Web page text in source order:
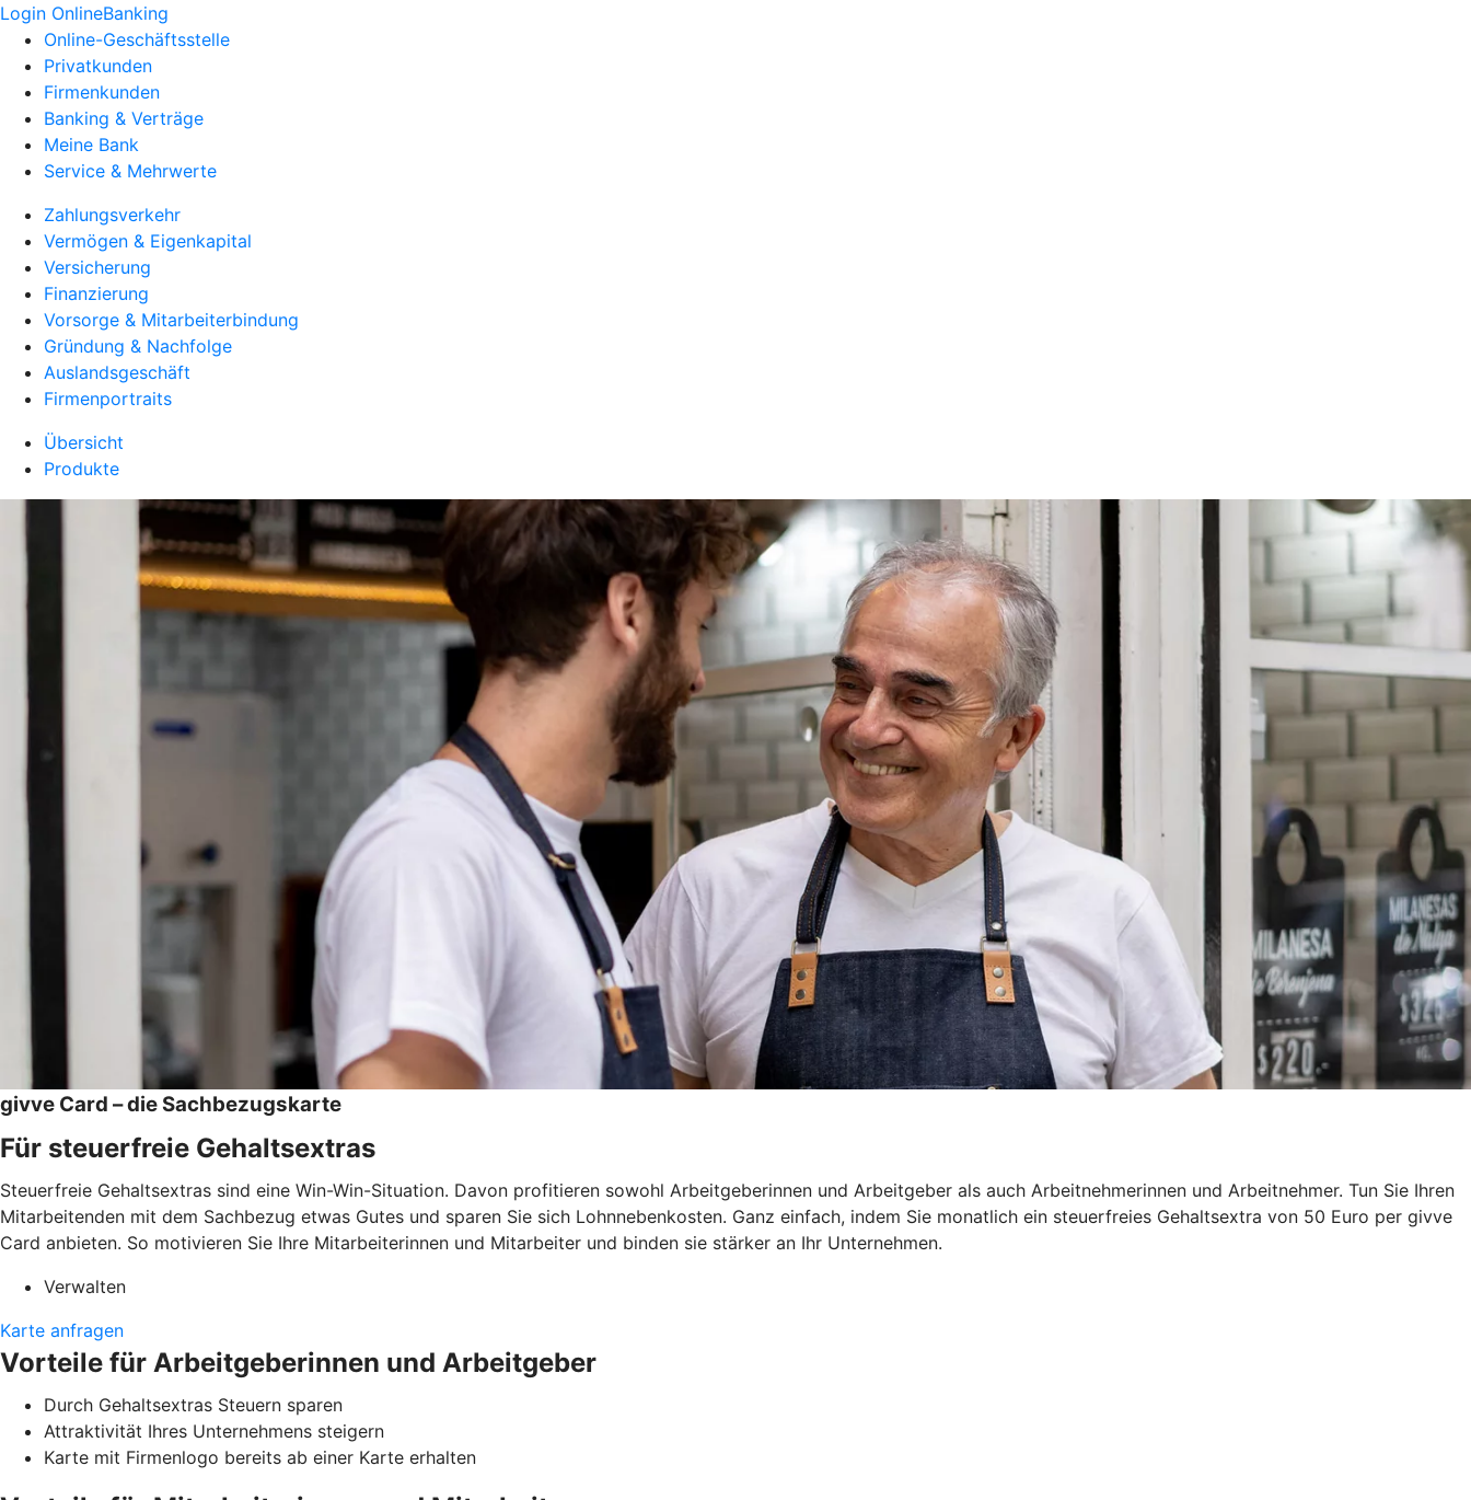
Login OnlineBanking
Online-Geschäftsstelle
Privatkunden
Firmenkunden
Banking & Verträge
Meine Bank
Service & Mehrwerte
Zahlungsverkehr
Vermögen & Eigenkapital
Versicherung
Finanzierung
Vorsorge & Mitarbeiterbindung
Gründung & Nachfolge
Auslandsgeschäft
Firmenportraits
Übersicht
Produkte
givve Card – die Sachbezugskarte
Für steuerfreie Gehaltsextras
Steuerfreie Gehaltsextras sind eine Win-Win-Situation. Davon profitieren sowohl Arbeitgeberinnen und Arbeitgeber als auch Arbeitnehmerinnen und Arbeitnehmer. Tun Sie Ihren
Mitarbeitenden mit dem Sachbezug etwas Gutes und sparen Sie sich Lohnnebenkosten. Ganz einfach, indem Sie monatlich ein steuerfreies Gehaltsextra von 50 Euro per givve
Card anbieten. So motivieren Sie Ihre Mitarbeiterinnen und Mitarbeiter und binden sie stärker an Ihr Unternehmen.
Verwalten
Karte anfragen
Vorteile für Arbeitgeberinnen und Arbeitgeber
Durch Gehaltsextras Steuern sparen
Attraktivität Ihres Unternehmens steigern
Karte mit Firmenlogo bereits ab einer Karte erhalten